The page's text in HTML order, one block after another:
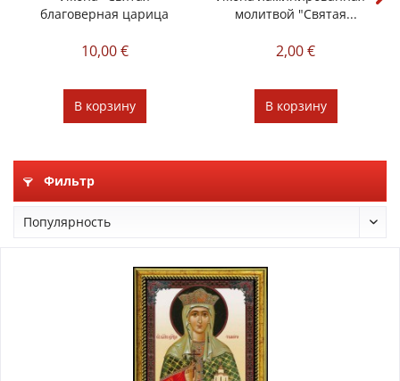
благоверная царица
10,00 €
В корзину
молитвой "Святая...
2,00 €
В корзину
Фильтр